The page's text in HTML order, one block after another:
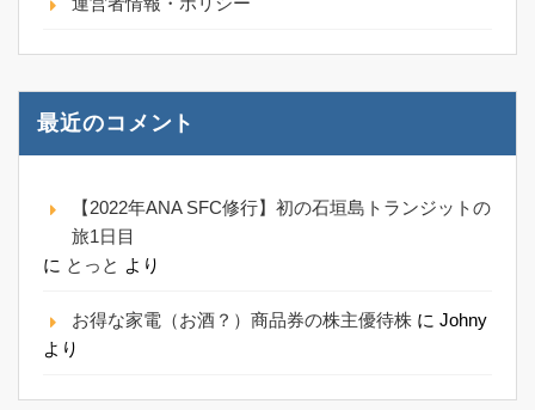
最近のコメント
【2022年ANA SFC修行】初の石垣島トランジットの
旅1日目
に とっと より
お得な家電（お酒？）商品券の株主優待株 に Johny
より